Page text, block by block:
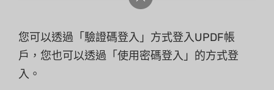
您可以透過「驗證碼登入」方式登入UPDF帳
戶，您也可以透過「使用密碼登入」的方式登
入。